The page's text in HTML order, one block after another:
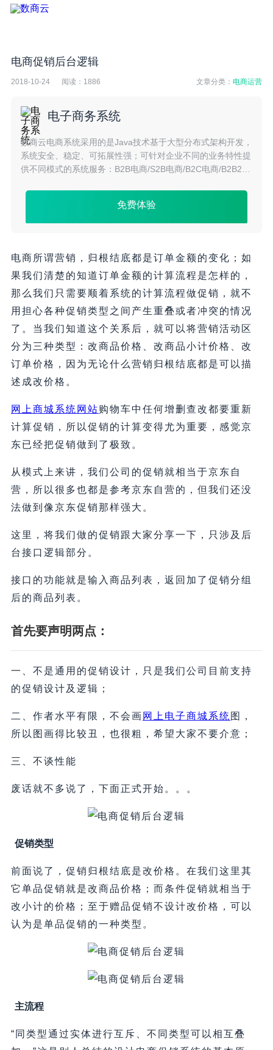
电商促销后台逻辑
2018-10-24 阅读： 1886 文章分类：电商运营
电子商务系统
数商云电商系统采用的是Java技术基于大型分布式架构开发，
系统安全、稳定、可拓展性强；可针对企业不同的业务特性提
供不同模式的系统服务：B2B电商/S2B电商/B2C电商/B2B2C
免费体验
电商所谓营销，归根结底都是订单金额的变化；如
果我们清楚的知道订单金额的计算流程是怎样的，
那么我们只需要顺着系统的计算流程做促销，就不
用担心各种促销类型之间产生重叠或者冲突的情况
了。当我们知道这个关系后，就可以将营销活动区
分为三种类型：改商品价格、改商品小计价格、改
订单价格，因为无论什么营销归根结底都是可以描
述成改价格。
网上商城系统网站购物车中任何增删查改都要重新
计算促销，所以促销的计算变得尤为重要，感觉京
东已经把促销做到了极致。
从模式上来讲，我们公司的促销就相当于京东自
营，所以很多也都是参考京东自营的，但我们还没
法做到像京东促销那样强大。
这里，将我们做的促销跟大家分享一下，只涉及后
台接口逻辑部分。
接口的功能就是输入商品列表，返回加了促销分组
后的商品列表。
首先要声明两点：
一、不是通用的促销设计，只是我们公司目前支持
的促销设计及逻辑；
二、作者水平有限，不会画 网上电子商城系统 图，
所以图画得比较丑，也很粗，希望大家不要介意；
三、不谈性能
废话就不多说了，下面正式开始。。。
促销类型
前面说了，促销归根结底是改价格。在我们这里其
它单品促销就是改商品价格；而条件促销就相当于
改小计的价格；至于赠品促销不设计改价格，可以
认为是单品促销的一种类型。
主流程
“同类型通过实体进行互斥、不同类型可以相互叠